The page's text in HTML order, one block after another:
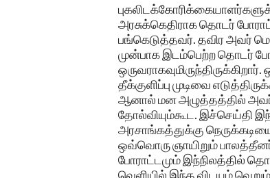
அரசுக்கெதிராக தொடர்
பங்கெடுத்தவர். தவிர அவர்
முன்பாக இடம்பெற்ற தொடர்
தீக்குளிப்பு முடிவை
ஆனால் மன அழுத்தத்தில் அவர்
தோல்வியும்கூட. இச்செய்தி
அரசாங்கத்துக்கு
ஒவ்வொரு ஞாயிறும்
போராட்டமும் இந்நிலத்தில்
வெளியில் இந்த விடயம்